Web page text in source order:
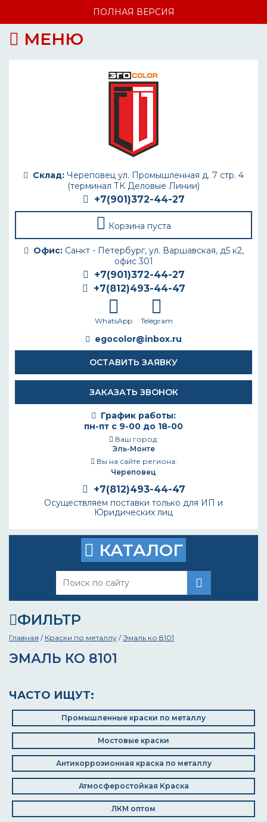
ПОЛНАЯ ВЕРСИЯ
МЕНЮ
Склад: Череповец ул. Промышленная д. 7 стр. 4
(терминал ТК Деловые Линии)
+7(901)372-44-27
Корзина пуста
Офис:Санкт - Петербург, ул. Варшавская, д5 к2,
офис 301
+7(901)372-44-27
+7(812)493-44-47
WhatsApp Telegram
egocolor@inbox.ru
ОСТАВИТЬ ЗАЯВКУ
ЗАКАЗАТЬ ЗВОНОК
График работы:
пн-пт с 9-00 до 18-00
Ваш город:
Эль-Монте
Вы на сайте региона:
Череповец
+7(812)493-44-47
Осуществляем поставки только для ИП и
Юридических лиц
КАТАЛОГ
ФИЛЬТР
Главная / Краски по металлу /Эмаль ко 8101
ЭМАЛЬ КО 8101
ЧАСТО ИЩУТ:
Промышленные краски по металлу
Мостовые краски
Антикоррозионная краска по металлу
Атмосферостойкая Краска
ЛКМ оптом